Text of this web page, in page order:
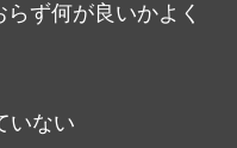
ず何が良いかよく
いない